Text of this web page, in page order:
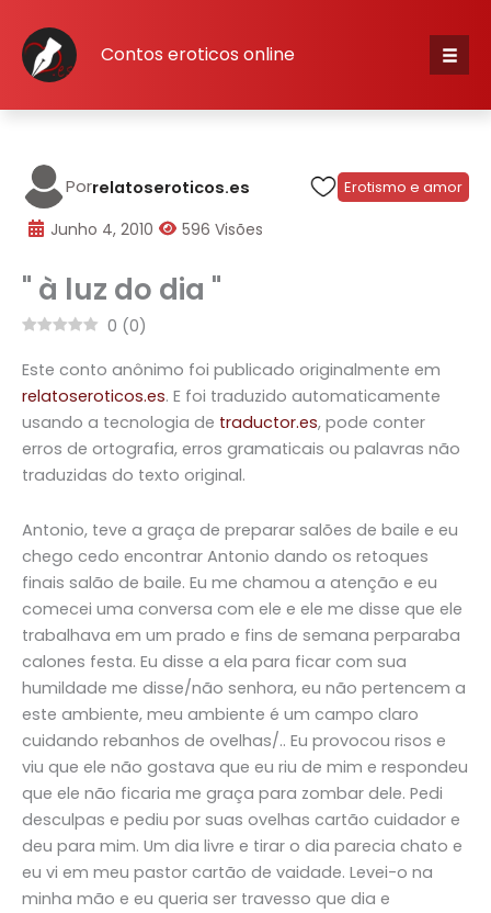
content
Contos eroticos online
Porrelatoseroticos.es Erotismo e amor
Junho 4, 2010 596 Visões
" à luz do dia "
0 (0)
Este conto anônimo foi publicado originalmente em
relatoseroticos.es. E foi traduzido automaticamente
usando a tecnologia de traductor.es, pode conter
erros de ortografia, erros gramaticais ou palavras não
traduzidas do texto original.
Antonio, teve a graça de preparar salões de baile e eu
chego cedo encontrar Antonio dando os retoques
finais salão de baile. Eu me chamou a atenção e eu
comecei uma conversa com ele e ele me disse que ele
trabalhava em um prado e fins de semana perparaba
calones festa. Eu disse a ela para ficar com sua
humildade me disse/não senhora, eu não pertencem a
este ambiente, meu ambiente é um campo claro
cuidando rebanhos de ovelhas/.. Eu provocou risos e
viu que ele não gostava que eu riu de mim e respondeu
que ele não ficaria me graça para zombar dele. Pedi
desculpas e pediu por suas ovelhas cartão cuidador e
deu para mim. Um dia livre e tirar o dia parecia chato e
eu vi em meu pastor cartão de vaidade. Levei-o na
minha mão e eu queria ser travesso que dia e